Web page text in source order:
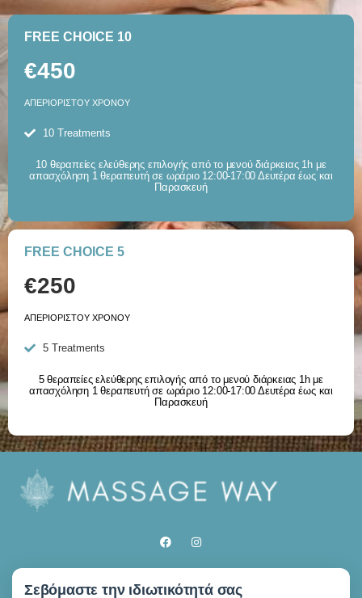
FREE CHOICE 5
€250
ΑΠΕΡΙΟΡΙΣΤΟΥ ΧΡΟΝΟΥ
5 Treatments
5 θεραπείες ελεύθερης επιλογής από το μενού διάρκειας 1h με
απασχόληση 1 θεραπευτή σε ωράριο 12:00-17:00 Δευτέρα έως και
Παρασκευή
FREE CHOICE 10
€450
ΑΠΕΡΙΟΡΙΣΤΟΥ ΧΡΟΝΟΥ
10 Treatments
10 θεραπείες ελεύθερης επιλογής από το μενού διάρκειας 1h με
απασχόληση 1 θεραπευτή σε ωράριο 12:00-17:00 Δευτέρα έως και
Παρασκευή
Σεβόμαστε την ιδιωτικότητά σας